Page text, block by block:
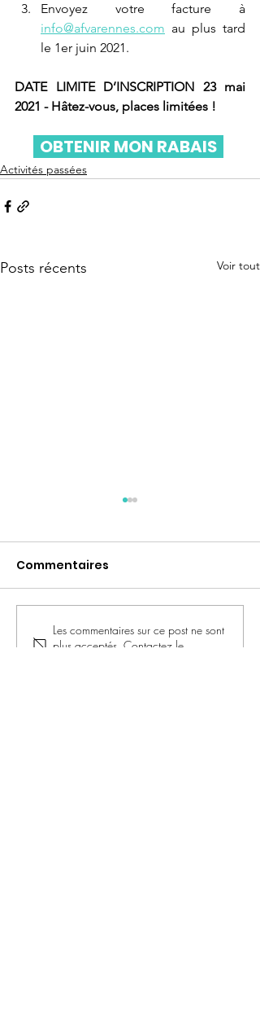
Envoyez votre facture à
info@afvarennes.com au plus tard
le 1er juin 2021.
DATE LIMITE D’INSCRIPTION 23 mai
2021 - Hâtez-vous, places limitées !
  OBTENIR MON RABAIS
Activités passées
Posts récents Voir tout
Cuisine collective | 13
juin 2026
Commentaires
Les commentaires sur ce post ne sont
plus acceptés. Contactez le